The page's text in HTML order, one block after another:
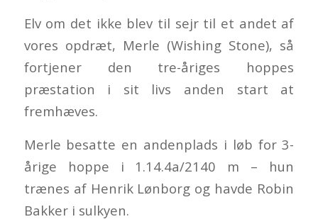
Elv om det ikke blev til sejr til et andet af
vores opdræt, Merle (Wishing Stone), så
fortjener den tre-åriges hoppes
præstation i sit livs anden start at
fremhæves.
Merle besatte en andenplads i løb for 3-
årige hoppe i 1.14.4a/2140 m – hun
trænes af Henrik Lønborg og havde Robin
Bakker i sulkyen.